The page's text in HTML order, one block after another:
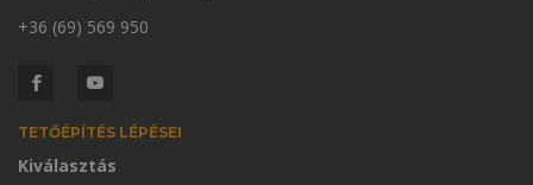
+36 (69) 569 950
TETŐÉPÍTÉS LÉPÉSEI
Kiválasztás